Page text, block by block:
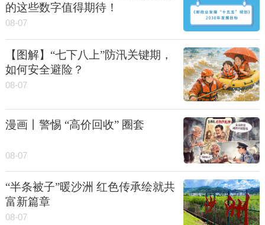
的这些数字值得期待！
08-07
【图解】“七下八上”防汛关键期，
如何安全避险？
08-07
漫画丨警惕 “高价回收” 圈套
08-07
“半条被子”暖沙洲 红色传承绘就共
富新篇章
08-07